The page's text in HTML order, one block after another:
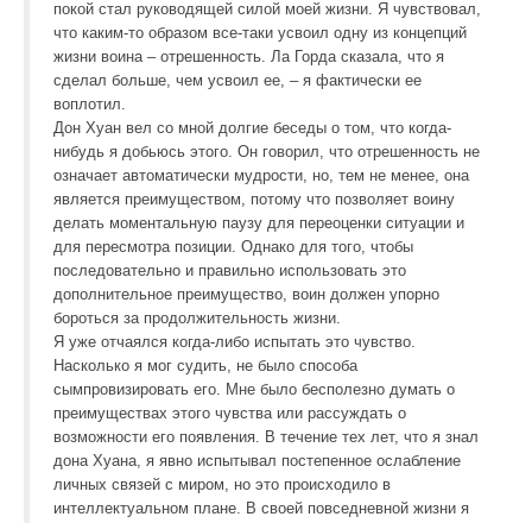
покой стал руководящей силой моей жизни. Я чувствовал,
что каким-то образом все-таки усвоил одну из концепций
жизни воина – отрешенность. Ла Горда сказала, что я
сделал больше, чем усвоил ее, – я фактически ее
воплотил.
Дон Хуан вел со мной долгие беседы о том, что когда-
нибудь я добьюсь этого. Он говорил, что отрешенность не
означает автоматически мудрости, но, тем не менее, она
является преимуществом, потому что позволяет воину
делать моментальную паузу для переоценки ситуации и
для пересмотра позиции. Однако для того, чтобы
последовательно и правильно использовать это
дополнительное преимущество, воин должен упорно
бороться за продолжительность жизни.
Я уже отчаялся когда-либо испытать это чувство.
Насколько я мог судить, не было способа
сымпровизировать его. Мне было бесполезно думать о
преимуществах этого чувства или рассуждать о
возможности его появления. В течение тех лет, что я знал
дона Хуана, я явно испытывал постепенное ослабление
личных связей с миром, но это происходило в
интеллектуальном плане. В своей повседневной жизни я